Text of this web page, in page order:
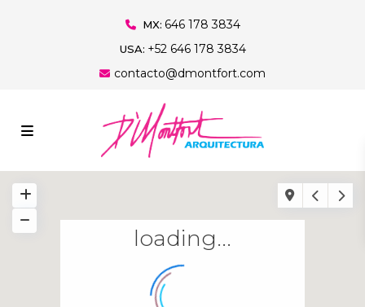
MX: 646 178 3834
USA: +52 646 178 3834
contacto@dmontfort.com
loading...